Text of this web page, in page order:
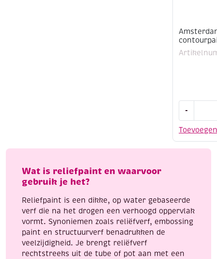
Toevoegen
-
/
20
Wat is reliefpaint en waarvoor
gebruik je het?
Reliefpaint is een dikke, op water gebaseerde
verf die na het drogen een verhoogd oppervlak
vormt. Synoniemen zoals reliëfverf, embossing
paint en structuurverf benadrukken de
veelzijdigheid. Je brengt reliëfverf
rechtstreeks uit de tube of pot aan met een